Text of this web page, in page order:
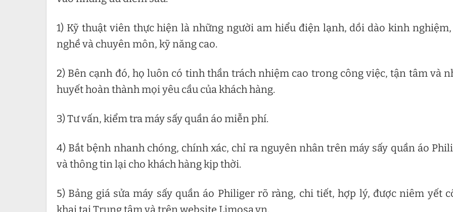
1) Kỹ thuật viên thực hiện là những người am hiểu điện lạnh, dồi dào kinh
nghề và chuyên môn, kỹ năng cao.
2) Bên cạnh đó, họ luôn có tinh thần trách nhiệm cao trong công việc, tận tâm và
huyết hoàn thành mọi yêu cầu của khách hàng.
3) Tư vấn, kiểm tra máy sấy quần áo miễn phí.
4) Bắt bệnh nhanh chóng, chính xác, chỉ ra nguyên nhân trên máy sấy quần áo
và thông tin lại cho khách hàng kịp thời.
5) Bảng giá sửa máy sấy quần áo Philiger rõ ràng, chi tiết, hợp lý, được niêm yết
khai tại Trung tâm và trên website Limosa.vn.